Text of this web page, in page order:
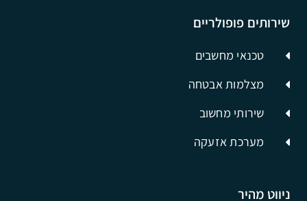
ניווט מהיר
שירותים פופולריים
טכנאי מחשבים
מצלמות אבטחה
שירותי מחשוב
מערכת אזעקה